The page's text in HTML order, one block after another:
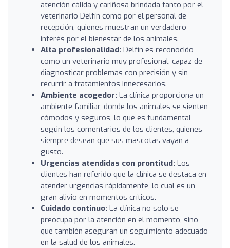
atención cálida y cariñosa brindada tanto por el
veterinario Delfín como por el personal de
recepción, quienes muestran un verdadero
interés por el bienestar de los animales.
Alta profesionalidad: Delfín es reconocido
como un veterinario muy profesional, capaz de
diagnosticar problemas con precisión y sin
recurrir a tratamientos innecesarios.
Ambiente acogedor: La clínica proporciona un
ambiente familiar, donde los animales se sienten
cómodos y seguros, lo que es fundamental
según los comentarios de los clientes, quienes
siempre desean que sus mascotas vayan a
gusto.
Urgencias atendidas con prontitud: Los
clientes han referido que la clínica se destaca en
atender urgencias rápidamente, lo cual es un
gran alivio en momentos críticos.
Cuidado continuo: La clínica no solo se
preocupa por la atención en el momento, sino
que también aseguran un seguimiento adecuado
en la salud de los animales.